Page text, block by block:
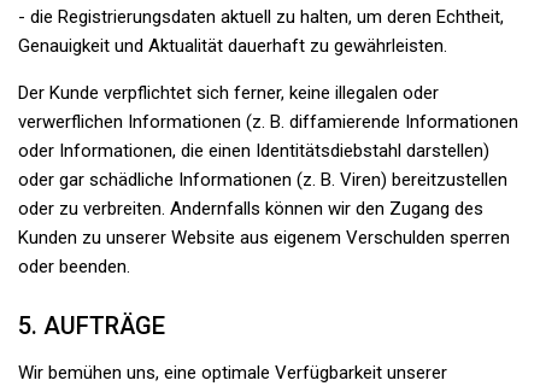
- die Registrierungsdaten aktuell zu halten, um deren Echtheit,
Genauigkeit und Aktualität dauerhaft zu gewährleisten.
Der Kunde verpflichtet sich ferner, keine illegalen oder
verwerflichen Informationen (z. B. diffamierende Informationen
oder Informationen, die einen Identitätsdiebstahl darstellen)
oder gar schädliche Informationen (z. B. Viren) bereitzustellen
oder zu verbreiten. Andernfalls können wir den Zugang des
Kunden zu unserer Website aus eigenem Verschulden sperren
oder beenden.
5. AUFTRÄGE
Wir bemühen uns, eine optimale Verfügbarkeit unserer